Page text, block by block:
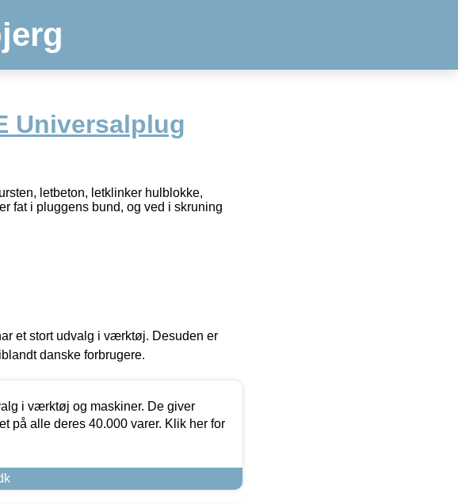
Universalplug
letbeton, letklinker hulblokke,
fat i pluggens bund, og ved i skruning
et stort udvalg i værktøj. Desuden er
danske forbrugere.
i værktøj og maskiner. De giver
på alle deres 40.000 varer. Klik her for